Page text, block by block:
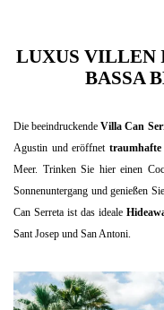
LUXUS VILLEN
BASSA
Die beeindruckendeVilla Can
Agustin und eröffnettraumhafte
Meer. Trinken Sie hier einen
Sonnenuntergang und genießen
Can Serreta ist das ideale
Sant Josep und San Antoni.